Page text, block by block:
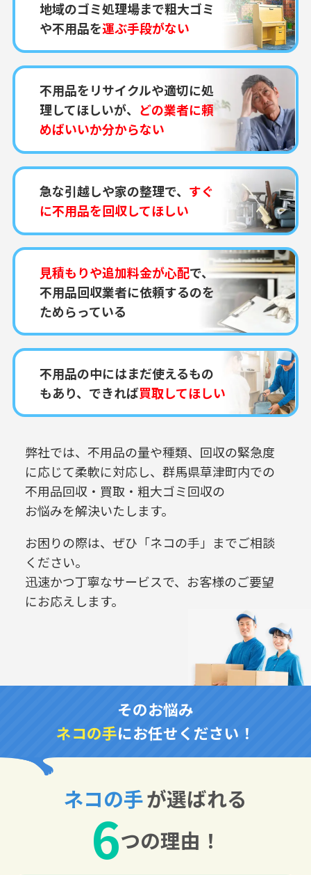
地域のゴミ処理場まで粗大ゴミ
や不用品を運ぶ手段がない
不用品をリサイクルや適切に処
理してほしいが、 どの業者に頼
めばいいか分からない
急な引越しや家の整理で、 すぐ
に不用品を回収してほしい
見積もりや追加料金が心配で、
不用品回収業者に依頼するのを
ためらっている
不用品の中にはまだ使えるもの
もあり、できれば買取してほしい
弊社では、不用品の量や種類、回収の緊急度
に応じて柔軟に対応し、 群馬県草津町内での
不用品回収・買取・粗大ゴミ回収の
お悩みを解決いたします。
お困りの際は、ぜひ「ネコの手」までご相談
ください。
迅速かつ丁寧なサービスで、お客様のご要望
にお応えします。
そのお悩み
ネコの手にお任せください！
ネコの手が選ばれる
6つの理由！